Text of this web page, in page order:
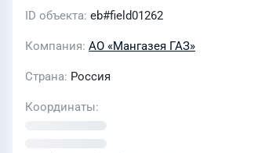
ID объекта eb#field01262
Компания АО «Мангазея ГАЗ»
Страна Россия
Координаты